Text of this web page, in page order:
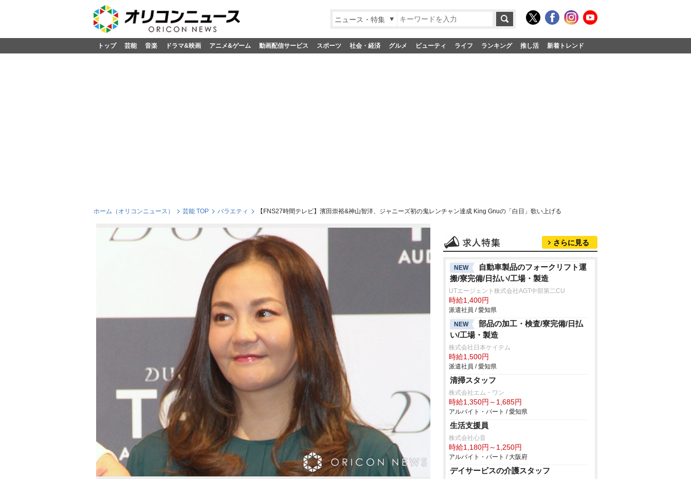
ニュース・特集
トップ 芸能 音楽 ドラマ&映画 アニメ&ゲーム 動画配信サービス スポーツ 社会・経済 グルメ ビューティ ライフ ランキング 推し活 新着トレンド
ホーム（オリコンニュース） 芸能 TOP バラエティ 【FNS27時間テレビ】濱田崇裕&神山智洋、ジャニーズ初の鬼レンチャン達成 King Gnuの「白日」歌い上げる
さらに見る
NEW
自動車製品のフォークリフト運
搬/寮完備/日払い/工場・製造
UTエージェント株式会社AGT中部第二CU
時給1,400円
派遣社員 / 愛知県
NEW
部品の加工・検査/寮完備/日払
い/工場・製造
株式会社日本ケイテム
時給1,500円
派遣社員 / 愛知県
清掃スタッフ
株式会社エム・ワン
時給1,350円～1,685円
アルバイト・パート / 愛知県
生活支援員
株式会社心音
時給1,180円～1,250円
アルバイト・パート / 大阪府
デイサービスの介護スタッフ